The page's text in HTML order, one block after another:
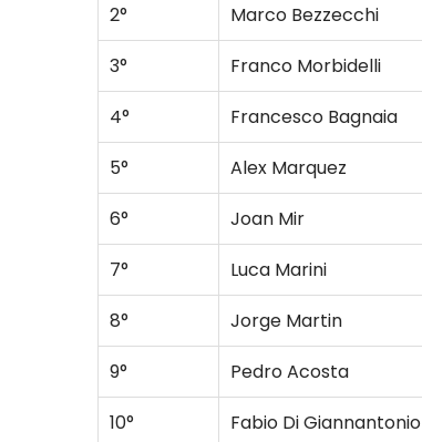
2°
Marco Bezzecchi
3°
Franco Morbidelli
4°
Francesco Bagnaia
5°
Alex Marquez
6°
Joan Mir
7°
Luca Marini
8°
Jorge Martin
9°
Pedro Acosta
10°
Fabio Di Giannantonio